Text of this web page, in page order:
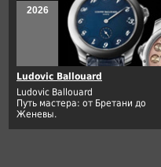
2026
Ludovic Ballouard
Ludovic Ballouard
Путь мастера: от Бретани до
Женевы.